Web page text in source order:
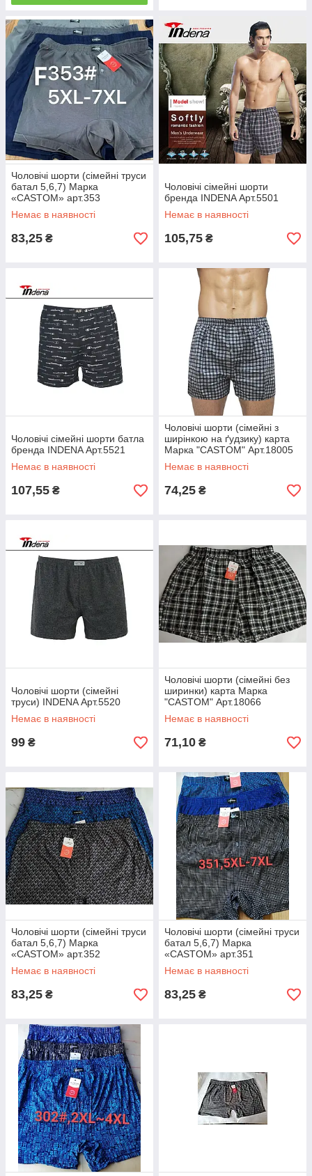
Чоловічі шорти (сімейні труси
батал 5,6,7) Марка
«CASTOM» арт.353
Немає в наявності
83,25 ₴
Чоловічі сімейні шорти
бренда INDENA Арт.5501
Немає в наявності
105,75 ₴
Чоловічі сімейні шорти батла
бренда INDENA Арт.5521
Немає в наявності
107,55 ₴
Чоловічі шорти (сімейні з
ширінкою на ґудзику) карта
Марка "CASTOM" Арт.18005
Немає в наявності
74,25 ₴
Чоловічі шорти (сімейні
труси) INDENA Арт.5520
Немає в наявності
99 ₴
Чоловічі шорти (сімейні без
ширинки) карта Марка
"CASTOM" Арт.18066
Немає в наявності
71,10 ₴
Чоловічі шорти (сімейні труси
батал 5,6,7) Марка
«CASTOM» арт.352
Немає в наявності
83,25 ₴
Чоловічі шорти (сімейні труси
батал 5,6,7) Марка
«CASTOM» арт.351
Немає в наявності
83,25 ₴